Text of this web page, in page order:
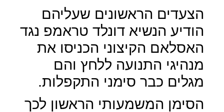
הצעדים הראשונים שעליהם
הודיע הנשיא דונלד טראמפ נגד
האסלאם הקיצוני הכניסו את
מנהיגי התנועה ללחץ והם
מגלים כבר סימני התקפלות.
הסימן המשמעותי הראשון לכך